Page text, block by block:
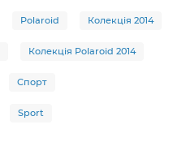
Polaroid Колекція 2014
Колекція Polaroid 2014
Спорт
Sport